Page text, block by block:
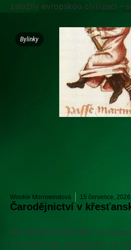
založily evropskou civilizaci –
Bylinky
Wookie Morrowindová 15 července, 2026
Čarodějnictví v
Na čarování lidé věřili od
míru byli lidé, považovaní za